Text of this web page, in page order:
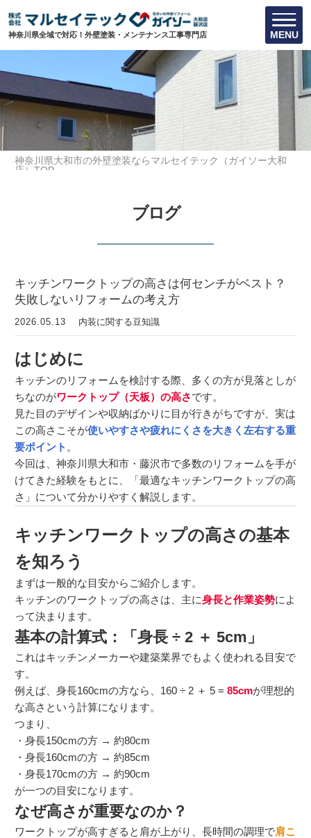
神奈川県全域で対応！外壁塗装・メンテナンス工事専門店 MENU
神奈川県大和市の外壁塗装ならマルセイテック（ガイソー大和
店）TOP
キッチンワークトップの高さは何センチがベスト？失敗しないリ
ブログ
キッチンワークトップの高さは何センチがベスト？
失敗しないリフォームの考え方
2026.05.13 内装に関する豆知識
はじめに
キッチンのリフォームを検討する際、多くの方が見落としが
ちなのがワークトップ（天板）の高さです。
見た目のデザインや収納ばかりに目が行きがちですが、実は
この高さこそが使いやすさや疲れにくさを大きく左右する重
要ポイント 。
今回は、神奈川県大和市・藤沢市で多数のリフォームを手が
けてきた経験をもとに、「最適なキッチンワークトップの高
さ」について分かりやすく解説します。
キッチンワークトップの高さの基本
を知ろう
まずは一般的な目安からご紹介します。
キッチンのワークトップの高さは、主に身長と作業姿勢によ
って決まります。
基本の計算式：「身長 ÷ 2 ＋ 5cm」
これはキッチンメーカーや建築業界でもよく使われる目安で
す。
例えば、身長160cmの方なら、160 ÷ 2 ＋ 5 = 85cmが理想的
な高さという計算になります。
つまり、
・身長150cmの方 → 約80cm
・身長160cmの方 → 約85cm
・身長170cmの方 → 約90cm
が一つの目安になります。
なぜ高さが重要なのか？
ワークトップが高すぎると肩が上がり、長時間の調理で肩こ